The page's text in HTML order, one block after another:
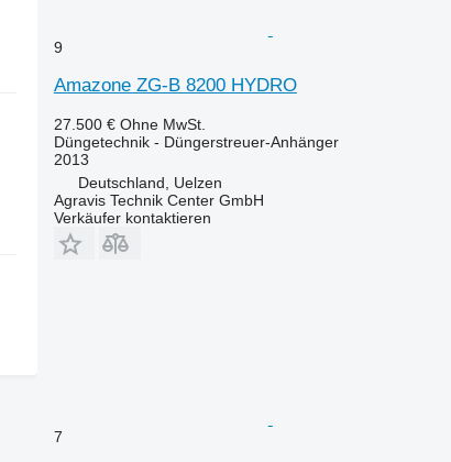
9
Amazone ZG-B 8200 HYDRO
27.500 € Ohne MwSt.
Düngetechnik - Düngerstreuer-Anhänger
2013
Deutschland, Uelzen
Agravis Technik Center GmbH
Verkäufer kontaktieren
7